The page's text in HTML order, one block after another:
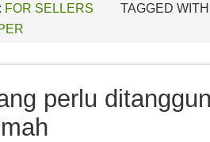
FOR SELLERS
TAGGED
perlu